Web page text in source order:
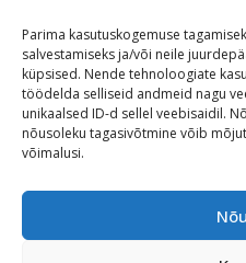
Parima kasutuskogemuse
salvestamiseks ja/või neile
küpsised. Nende tehnoloogiate
töödelda selliseid andmeid nagu
unikaalsed ID-d sellel veebisaidil.
nõusoleku tagasivõtmine võib
võimalusi.
Maitseelamused
Vaatamisväärsused
Visit Tallinn